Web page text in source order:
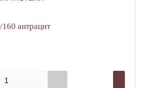
антрацит